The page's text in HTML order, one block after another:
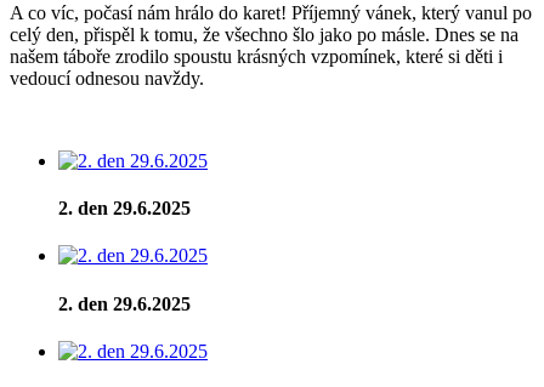
A co víc, počasí nám hrálo do karet! Příjemný vánek, který vanul po
celý den, přispěl k tomu, že všechno šlo jako po másle. Dnes se na
našem táboře zrodilo spoustu krásných vzpomínek, které si děti i
vedoucí odnesou navždy.
2. den 29.6.2025
2. den 29.6.2025